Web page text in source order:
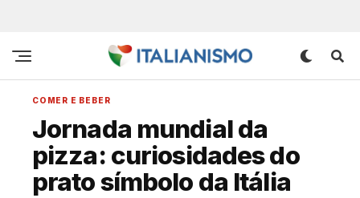
COMER E BEBER
Jornada mundial da
pizza: curiosidades do
prato símbolo da Itália